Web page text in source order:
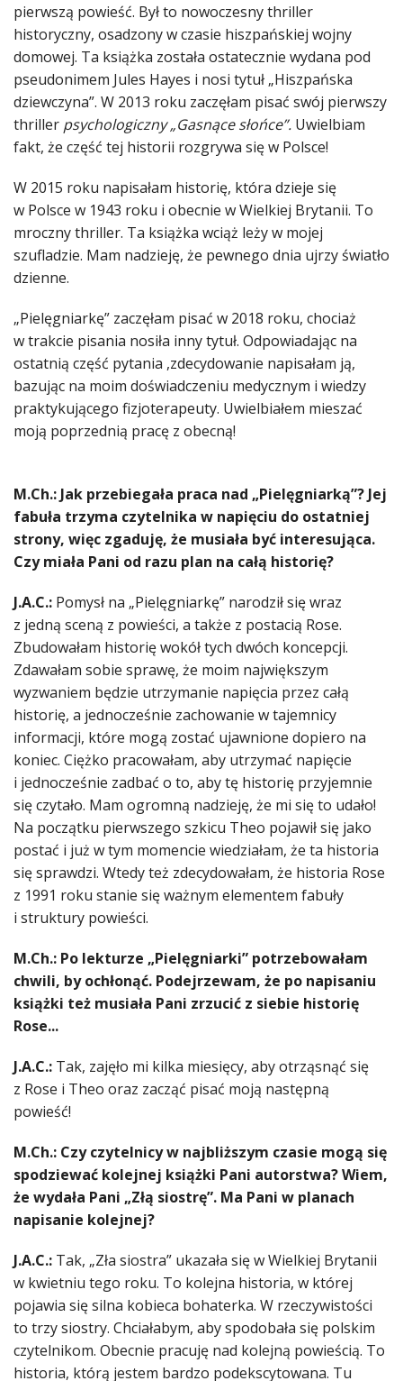
pierwszą powieść. Był to nowoczesny thriller
historyczny, osadzony w czasie hiszpańskiej wojny
domowej. Ta książka została ostatecznie wydana pod
pseudonimem Jules Hayes i nosi tytuł „Hiszpańska
dziewczyna”. W 2013 roku zaczęłam pisać swój pierwszy
thriller psychologiczny „Gasnące słońce”. Uwielbiam
fakt, że część tej historii rozgrywa się w Polsce!
W 2015 roku napisałam historię, która dzieje się
w Polsce w 1943 roku i obecnie w Wielkiej Brytanii. To
mroczny thriller. Ta książka wciąż leży w mojej
szufladzie. Mam nadzieję, że pewnego dnia ujrzy światło
dzienne.
„Pielęgniarkę” zaczęłam pisać w 2018 roku, chociaż
w trakcie pisania nosiła inny tytuł. Odpowiadając na
ostatnią część pytania ,zdecydowanie napisałam ją,
bazując na moim doświadczeniu medycznym i wiedzy
praktykującego fizjoterapeuty. Uwielbiałem mieszać
moją poprzednią pracę z obecną!
M.Ch.: Jak przebiegała praca nad „Pielęgniarką”? Jej
fabuła trzyma czytelnika w napięciu do ostatniej
strony, więc zgaduję, że musiała być interesująca.
Czy miała Pani od razu plan na całą historię?
J.A.C.: Pomysł na „Pielęgniarkę” narodził się wraz
z jedną sceną z powieści, a także z postacią Rose.
Zbudowałam historię wokół tych dwóch koncepcji.
Zdawałam sobie sprawę, że moim największym
wyzwaniem będzie utrzymanie napięcia przez całą
historię, a jednocześnie zachowanie w tajemnicy
informacji, które mogą zostać ujawnione dopiero na
koniec. Ciężko pracowałam, aby utrzymać napięcie
i jednocześnie zadbać o to, aby tę historię przyjemnie
się czytało. Mam ogromną nadzieję, że mi się to udało!
Na początku pierwszego szkicu Theo pojawił się jako
postać i już w tym momencie wiedziałam, że ta historia
się sprawdzi. Wtedy też zdecydowałam, że historia Rose
z 1991 roku stanie się ważnym elementem fabuły
i struktury powieści.
M.Ch.: Po lekturze „Pielęgniarki” potrzebowałam
chwili, by ochłonąć. Podejrzewam, że po napisaniu
książki też musiała Pani zrzucić z siebie historię
Rose...
J.A.C.: Tak, zajęło mi kilka miesięcy, aby otrząsnąć się
z Rose i Theo oraz zacząć pisać moją następną
powieść!
M.Ch.: Czy czytelnicy w najbliższym czasie mogą się
spodziewać kolejnej książki Pani autorstwa?Wiem,
że wydała Pani „Złą siostrę”. Ma Pani w planach
napisanie kolejnej?
J.A.C.: Tak, „Zła siostra” ukazała się w Wielkiej Brytanii
w kwietniu tego roku. To kolejna historia, w której
pojawia się silna kobieca bohaterka. W rzeczywistości
to trzy siostry. Chciałabym, aby spodobała się polskim
czytelnikom. Obecnie pracuję nad kolejną powieścią. To
historia, którą jestem bardzo podekscytowana. Tu